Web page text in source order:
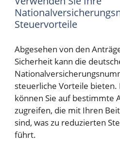
Steuervorteile
Abgesehen von den
Sicherheit kann die
steuerliche Vorteile bieten.
können Sie auf bestimmte
zugreifen, die mit Ihren
sind, was zu reduzierten
führt.